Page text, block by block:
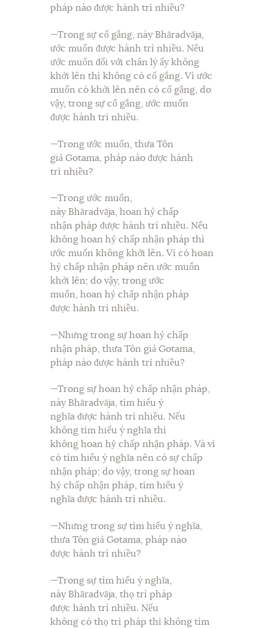
pháp nào được hành trì nhiều?
—Trong sự cố gắng, này Bhāradvāja,
ước muốn được hành trì nhiều. Nếu
ước muốn đối với chân lý ấy không
khởi lên thì không có cố gắng. Vì ước
muốn có khởi lên nên có cố gắng, do
vậy, trong sự cố gắng, ước muốn
được hành trì nhiều.
—Trong ước muốn, thưa Tôn
giả Gotama, pháp nào được hành
trì nhiều?
—Trong ước muốn,
này Bhāradvāja, hoan hỷ chấp
nhận pháp được hành trì nhiều. Nếu
không hoan hỷ chấp nhận pháp thì
ước muốn không khởi lên. Vì có hoan
hỷ chấp nhận pháp nên ước muốn
khởi lên; do vậy, trong ước
muốn, hoan hỷ chấp nhận pháp
được hành trì nhiều.
—Nhưng trong sự hoan hỷ chấp
nhận pháp, thưa Tôn giả Gotama,
pháp nào được hành trì nhiều?
—Trong sự hoan hỷ chấp nhận pháp,
này Bhāradvāja, tìm hiểu ý
nghĩa được hành trì nhiều. Nếu
không tìm hiểu ý nghĩa thì
không hoan hỷ chấp nhận pháp. Và vì
có tìm hiểu ý nghĩa nên có sự chấp
nhận pháp; do vậy, trong sự hoan
hỷ chấp nhận pháp, tìm hiểu ý
nghĩa được hành trì nhiều.
—Nhưng trong sự tìm hiểu ý nghĩa,
thưa Tôn giả Gotama, pháp nào
được hành trì nhiều?
—Trong sự tìm hiểu ý nghĩa,
này Bhāradvāja, thọ trì pháp
được hành trì nhiều. Nếu
không có thọ trì pháp thì không tìm